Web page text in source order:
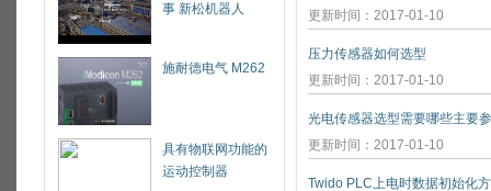
事 新松机器人
施耐德电气 M262
具有物联网功能的
运动控制器
更新时间：2017-01-10
压力传感器如何选型
更新时间：2017-01-10
光电传感器选型需要哪些主要
更新时间：2017-01-10
Twido PLC上电时数据初始化